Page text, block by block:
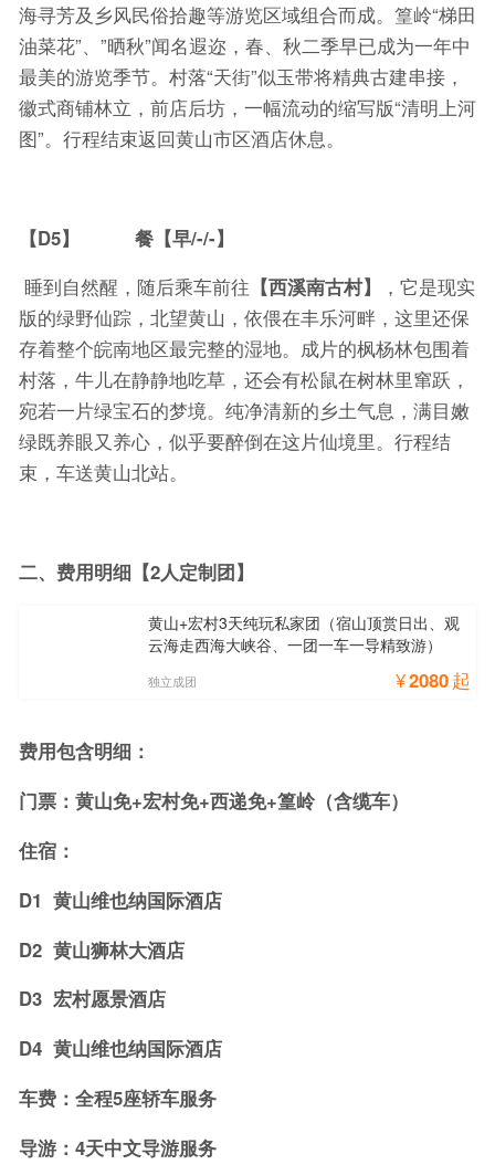
海寻芳及乡风民俗拾趣等游览区域组合而成。篁岭“梯田
油菜花”、”晒秋”闻名遐迩，春、秋二季早已成为一年中
最美的游览季节。村落“天街”似玉带将精典古建串接，
徽式商铺林立，前店后坊，一幅流动的缩写版“清明上河
图”。行程结束返回黄山市区酒店休息。
【D5】 餐【早/-/-】
睡到自然醒，随后乘车前往 【西溪南古村】
，它是现实
版的绿野仙踪，北望黄山，依偎在丰乐河畔，这里还保
存着整个皖南地区最完整的湿地。成片的枫杨林包围着
村落，牛儿在静静地吃草，还会有松鼠在树林里窜跃，
宛若一片绿宝石的梦境。纯净清新的乡土气息，满目嫩
绿既养眼又养心，似乎要醉倒在这片仙境里。行程结
束，车送黄山北站。
二、费用明细【2人定制团】
黄山+宏村3天纯玩私家团（宿山顶赏日出、观
云海走西海大峡谷、一团一车一导精致游）
¥2080起
独立成团
费用包含明细：
门票：黄山免+宏村免+西递免+篁岭（含缆车）
住宿：
D1 黄山维也纳国际酒店
D2 黄山狮林大酒店
D3 宏村愿景酒店
D4 黄山维也纳国际酒店
车费：全程5座轿车服务
导游：4天中文导游服务